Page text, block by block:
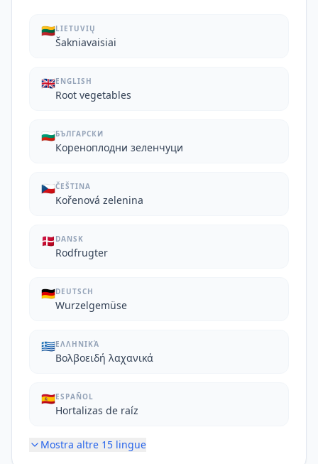
🇱🇹LIETUVIŲ
Šakniavaisiai
🇬🇧ENGLISH
Root vegetables
🇧🇬БЪЛГАРСКИ
Кореноплодни зеленчуци
🇨🇿ČEŠTINA
Kořenová zelenina
🇩🇰 DANSK
Rodfrugter
🇩🇪DEUTSCH
Wurzelgemüse
🇬🇷ΕΛΛΗΝΙΚΆ
Βολβοειδή λαχανικά
🇪🇸ESPAÑOL
Hortalizas de raíz
Mostra altre 15 lingue